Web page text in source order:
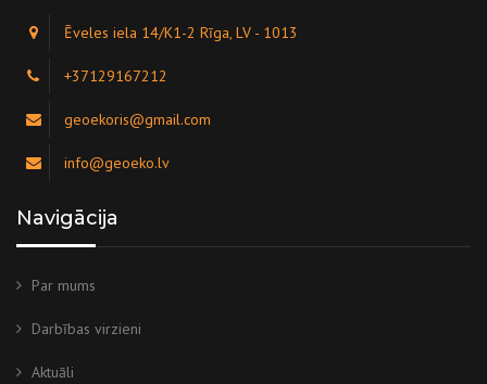
Ēveles iela 14/K1-2 Rīga, LV - 1013
+37129167212
geoekoris@gmail.com
info@geoeko.lv
Navigācija
Par mums
Darbības virzieni
Aktuāli